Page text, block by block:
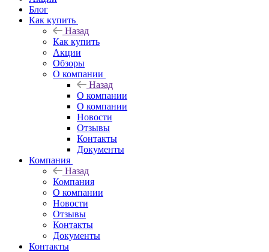
Блог
Как купить
Назад
Как купить
Акции
Обзоры
О компании
Назад
О компании
О компании
Новости
Отзывы
Контакты
Документы
Компания
Назад
Компания
О компании
Новости
Отзывы
Контакты
Документы
Контакты